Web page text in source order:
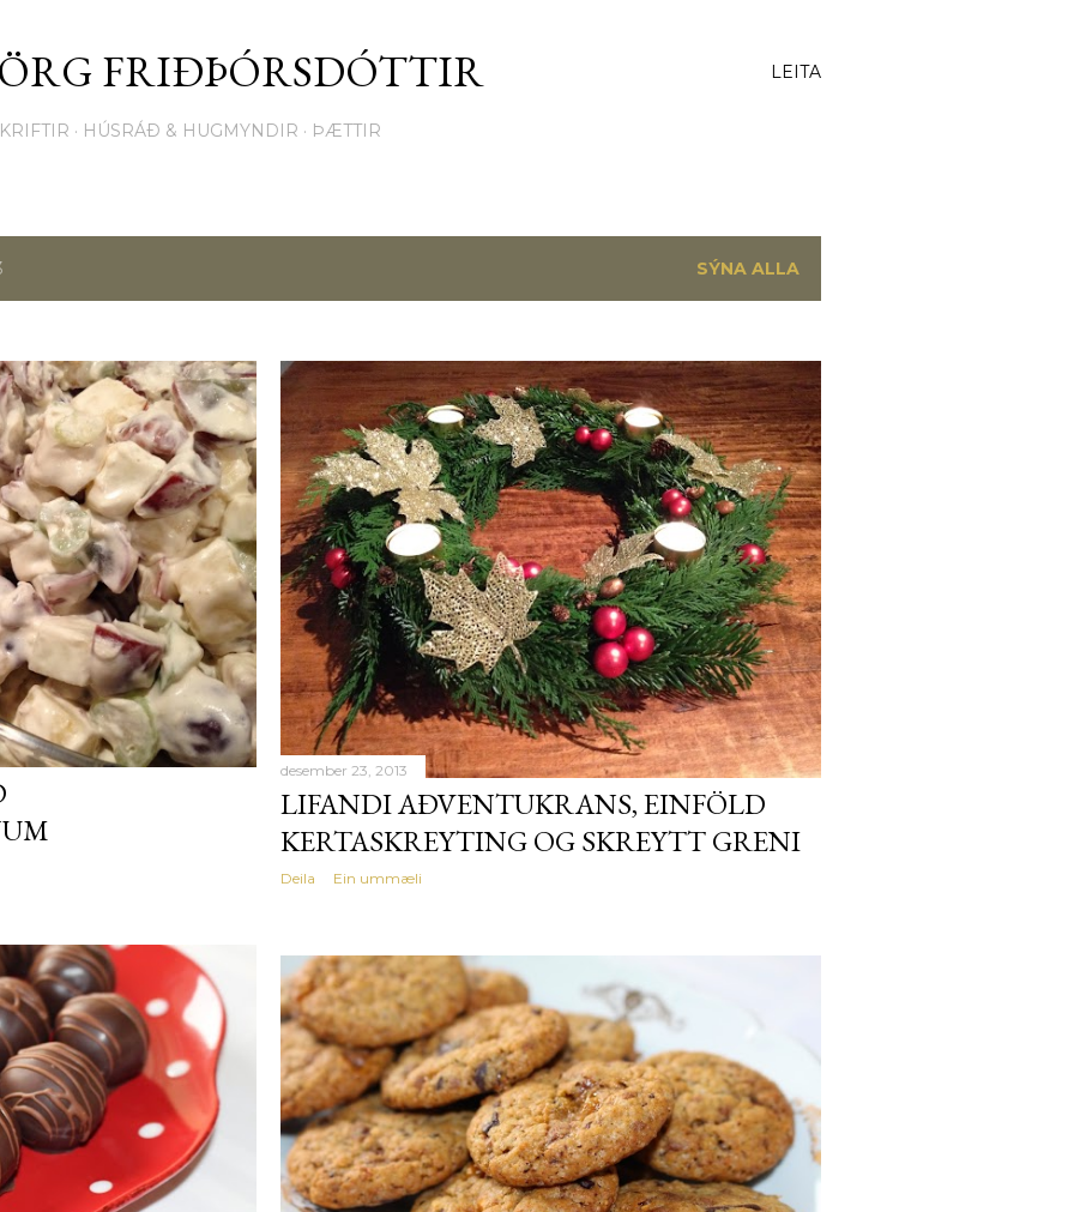
LEITA
FRIÐÞÓRSDÓTTIR
HÚSRÁÐ & HUGMYNDIR ÞÆTTIR
SÝNA ALLA
desember 23, 2013
LIFANDI AÐVENTUKRANS, EINFÖLD
KERTASKREYTING OG SKREYTT GRENI
Deila Ein ummæli